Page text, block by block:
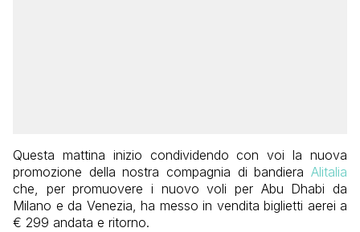
Questa mattina inizio condividendo con voi la nuova
promozione della nostra compagnia di bandiera Alitalia
che, per promuovere i nuovo voli per Abu Dhabi da
Milano e da Venezia, ha messo in vendita biglietti aerei a
€ 299 andata e ritorno.